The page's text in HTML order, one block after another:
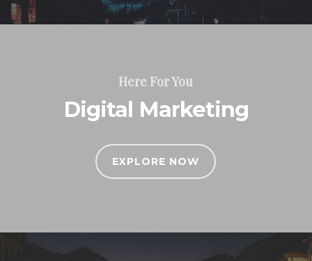
Here For You
Digital Marketing
EXPLORE NOW